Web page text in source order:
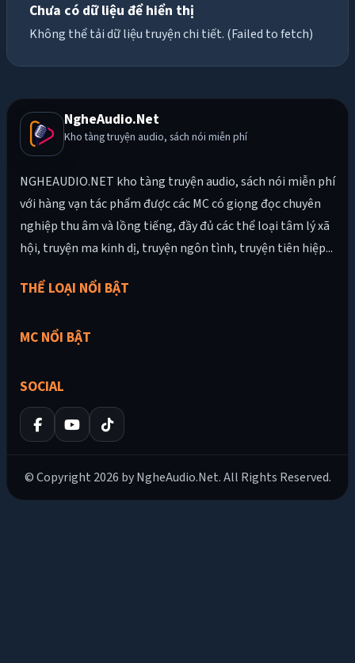
Chưa có dữ liệu để hiển thị
Không thể tải dữ liệu truyện chi tiết. (Failed to fetch)
NgheAudio.Net
Kho tàng truyện audio, sách nói miễn phí
NGHEAUDIO.NET kho tàng truyện audio, sách nói miễn phí
với hàng vạn tác phẩm được các MC có giọng đọc chuyên
nghiệp thu âm và lồng tiếng, đầy đủ các thể loại tâm lý xã
hội, truyện ma kinh dị, truyện ngôn tình, truyện tiên hiệp...
THỂ LOẠI NỔI BẬT
MC NỔI BẬT
SOCIAL
© Copyright 2026 by NgheAudio.Net. All Rights Reserved.